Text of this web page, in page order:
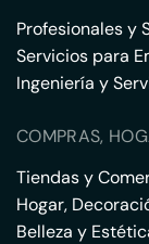
Profesionales y
Servicios para
Ingeniería y
COMPRAS,
Tiendas y
Hogar,
Belleza y